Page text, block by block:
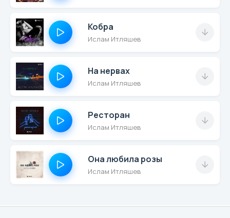
Кобра
Ислам Итляшев
На нервах
Ислам Итляшев
Ресторан
Ислам Итляшев
Она любила розы
Ислам Итляшев